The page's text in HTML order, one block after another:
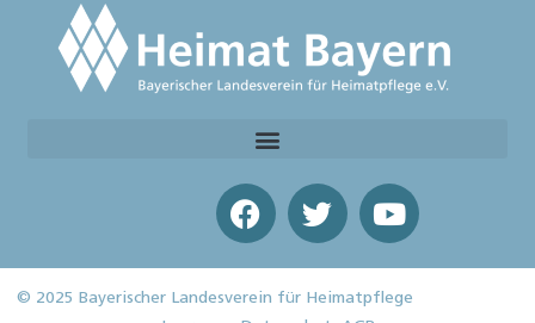
© 2025 Bayerischer Landesverein für Heimatpflege